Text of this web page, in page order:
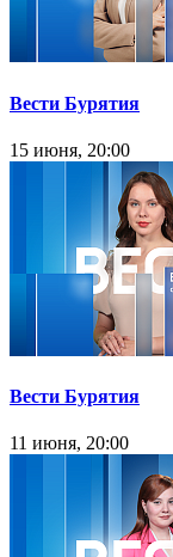
Вести Бурятия
15 июня, 20:00
Вести Бурятия
11 июня, 20:00